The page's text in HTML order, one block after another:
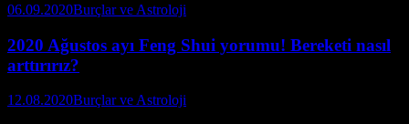
06.09.2020Burçlar ve Astroloji
2020 Ağustos ayı Feng Shui yorumu! Bereketi nasıl
arttırırız?
12.08.2020Burçlar ve Astroloji